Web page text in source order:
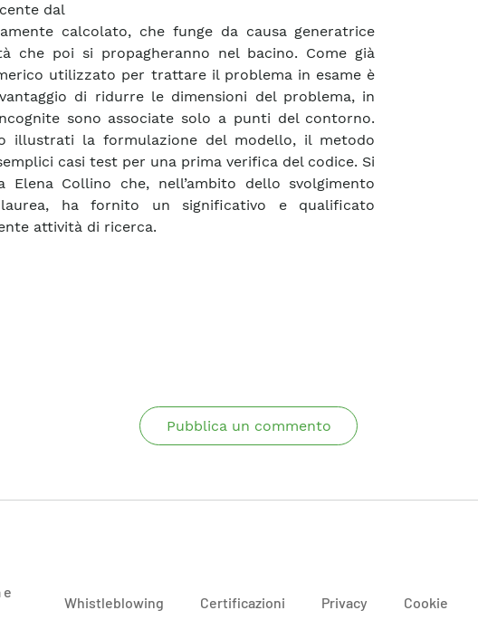
dal
calcolato, che funge da causa generatrice
che poi si propagheranno nel bacino. Come già
utilizzato per trattare il problema in esame è
di ridurre le dimensioni del problema, in
sono associate solo a punti del contorno.
illustrati la formulazione del modello, il metodo
casi test per una prima verifica del codice. Si
Elena Collino che, nell’ambito dello svolgimento
ha fornito un significativo e qualificato
attività di ricerca.
Pubblica un commento
e
Whistleblowing Certificazioni Privacy Cookie